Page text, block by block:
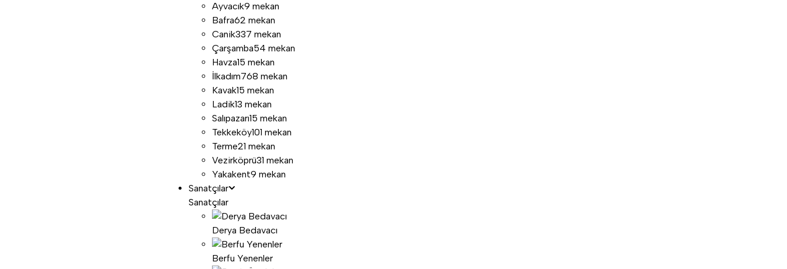
Ayvacık9 mekan
Bafra62 mekan
Canik337 mekan
Çarşamba54 mekan
Havza15 mekan
İlkadım768 mekan
Kavak15 mekan
Ladik13 mekan
Salıpazarı15 mekan
Tekkeköy101 mekan
Terme21 mekan
Vezirköprü31 mekan
Yakakent9 mekan
Sanatçılar
Sanatçılar
Derya Bedavacı
Berfu Yenenler